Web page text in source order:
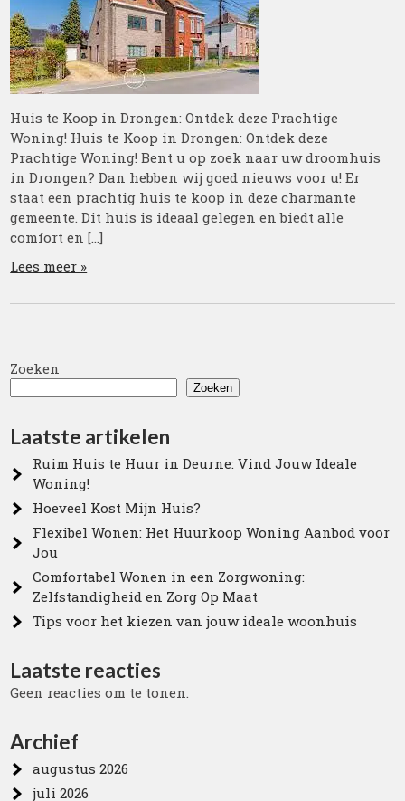
Huis te Koop in Drongen: Ontdek deze Prachtige
Woning! Huis te Koop in Drongen: Ontdek deze
Prachtige Woning! Bent u op zoek naar uw droomhuis
in Drongen? Dan hebben wij goed nieuws voor u! Er
staat een prachtig huis te koop in deze charmante
gemeente. Dit huis is ideaal gelegen en biedt alle
comfort en […]
Lees meer »
Zoeken
Zoeken
Laatste artikelen
Ruim Huis te Huur in Deurne: Vind Jouw Ideale
Woning!
Hoeveel Kost Mijn Huis?
Flexibel Wonen: Het Huurkoop Woning Aanbod voor
Jou
Comfortabel Wonen in een Zorgwoning:
Zelfstandigheid en Zorg Op Maat
Tips voor het kiezen van jouw ideale woonhuis
Laatste reacties
Geen reacties om te tonen.
Archief
augustus 2026
juli 2026